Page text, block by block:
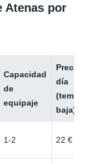
Atenas por
Capacidad
de
equipaje
Precio
día
baja)
1-2 22 €